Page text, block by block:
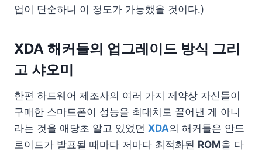
업이 단순하니 이 정도가 가능했을 것이다.)
XDA 해커들의 업그레이드 방식 그리
고 샤오미
한편 하드웨어 제조사의 여러 가지 제약상 자신들이
구매한 스마트폰이 성능을 최대치로 끌어낸 게 아니
라는 것을 애당초 알고 있었던 XDA의 해커들은 안드
로이드가 발표될 때마다 저마다 최적화된 ROM을 다